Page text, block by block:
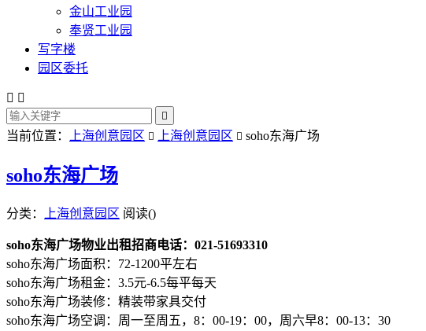
金山工业园
奉贤工业园
写字楼
园区委托
 

当前位置： 上海创意园区  上海创意园区  soho东海广场
soho东海广场
分类： 上海创意园区 阅读()
soho东海广场物业出租招商电话：021-51693310
soho东海广场面积：72-1200平左右
soho东海广场租金：3.5元-6.5每平每天
soho东海广场装修：精装带家具交付
soho东海广场空调：周一至周五，8：00-19：00，周六早8：00-13：30